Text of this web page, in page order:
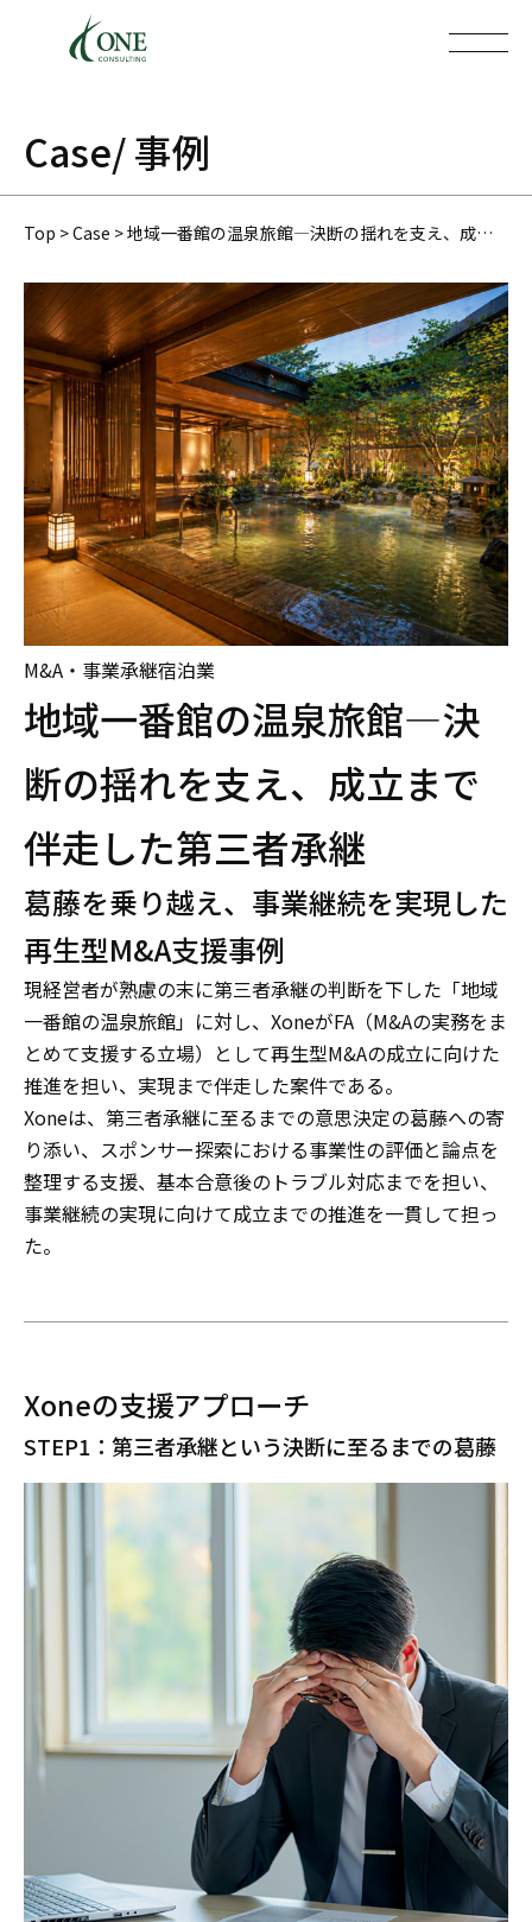
Case/ 事例
Top >Case >地域一番館の温泉旅館―決断の揺れを支え、成立まで伴走した第三者承継
M&A・事業承継宿泊業
地域一番館の温泉旅館―決
断の揺れを支え、成立まで
伴走した第三者承継
葛藤を乗り越え、事業継続を実現した
再生型M&A支援事例
現経営者が熟慮の末に第三者承継の判断を下した「地域
一番館の温泉旅館」に対し、XoneがFA（M&Aの実務をま
とめて支援する立場）として再生型M&Aの成立に向けた
推進を担い、実現まで伴走した案件である。
Xoneは、第三者承継に至るまでの意思決定の葛藤への寄
り添い、スポンサー探索における事業性の評価と論点を
整理する支援、基本合意後のトラブル対応までを担い、
事業継続の実現に向けて成立までの推進を一貫して担っ
た。
Xoneの支援アプローチ
STEP1：第三者承継という決断に至るまでの葛藤